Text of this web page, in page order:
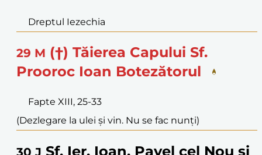
Dreptul Iezechia
29 M (†) Tăierea Capului Sf.
Prooroc Ioan Botezătorul
Fapte XIII, 25-33
(Dezlegare la ulei și vin. Nu se fac nunți)
Sf. Ier. Ioan, Pavel cel Nou și